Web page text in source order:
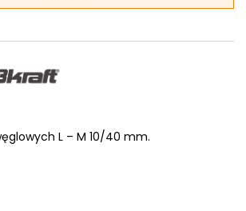
L – M 10/40 mm.